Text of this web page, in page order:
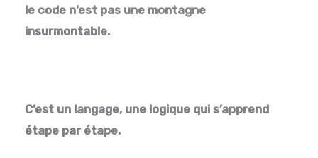
le code n’est pas une montagne
insurmontable.
C’est un langage, une logique qui s’apprend
étape par étape.